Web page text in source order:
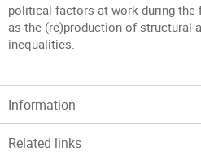
political factors at work during the
as the (re)production of structural
inequalities.
Information
Related links